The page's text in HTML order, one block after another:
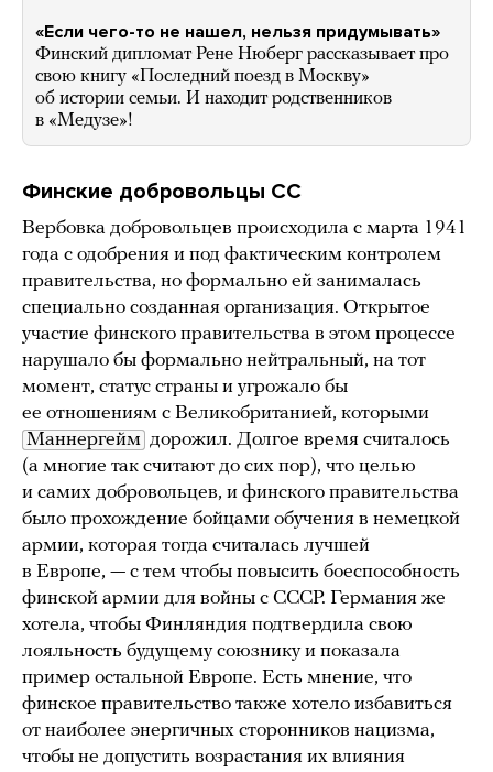
«Если чего-то не нашел, нельзя придумывать»
Финский дипломат Рене Нюберг рассказывает про
свою книгу «Последний поезд в Москву»
об истории семьи. И находит родственников
в «Медузе»!
Финские добровольцы СС
Вербовка добровольцев происходила с марта 1941
года с одобрения и под фактическим контролем
правительства, но формально ей занималась
специально созданная организация. Открытое
участие финского правительства в этом процессе
нарушало бы формально нейтральный, на тот
момент, статус страны и угрожало бы
ее отношениям с Великобританией, которыми
Маннергейм дорожил. Долгое время считалось
(а многие так считают до сих пор), что целью
и самих добровольцев, и финского правительства
было прохождение бойцами обучения в немецкой
армии, которая тогда считалась лучшей
в Европе, — с тем чтобы повысить боеспособность
финской армии для войны с СССР. Германия же
хотела, чтобы Финляндия подтвердила свою
лояльность будущему союзнику и показала
пример остальной Европе. Есть мнение, что
финское правительство также хотело избавиться
от наиболее энергичных сторонников нацизма,
чтобы не допустить возрастания их влияния